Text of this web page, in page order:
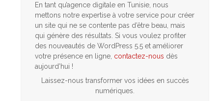
En tant qu’agence digitale en Tunisie, nous
mettons notre expertise à votre service pour créer
un site qui ne se contente pas d’être beau, mais
qui génère des résultats. Si vous voulez profiter
des nouveautés de WordPress 5.5 et améliorer
votre présence en ligne, contactez-nous dès
aujourd’hui !
Laissez-nous transformer vos idées en succès
numériques.